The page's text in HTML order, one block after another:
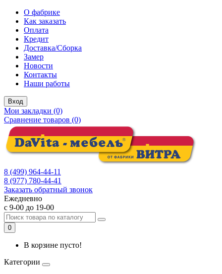
О фабрике
Как заказать
Оплата
Кредит
Доставка/Сборка
Замер
Новости
Контакты
Наши работы
Вход
Мои закладки (0)
Сравнение товаров (0)
8 (499) 964-44-11
8 (977) 780-44-41
Заказать обратный звонок
Ежедневно
с 9-00 до 19-00
0
В корзине пусто!
Категории